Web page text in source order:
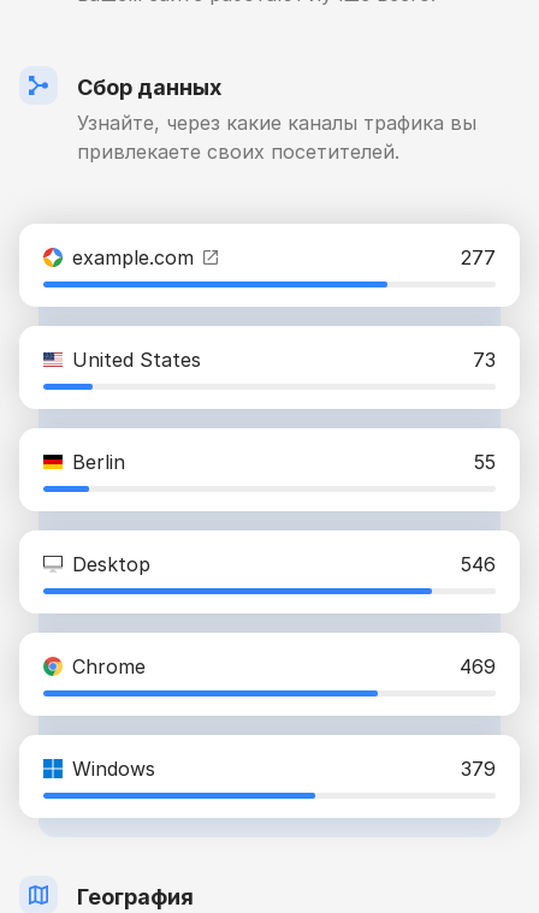
Сбор данных
Узнайте, через какие каналы трафика вы
привлекаете своих посетителей.
example.com 277
United States 73
Berlin 55
Desktop 546
Chrome 469
Windows 379
География